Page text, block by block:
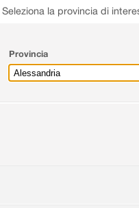
Seleziona la provincia di
Provincia